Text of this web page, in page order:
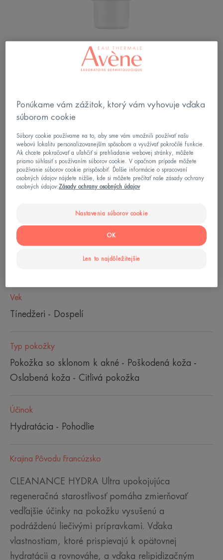
CLEANANCE HYDRA Ultra upokojujúca
regeneračná starostlivosť kompenzuje vedľajšie
dodržiavanie liečebného programu.
Pomáha kompenzovať a podporovať regeneračné
mechanizmy všetkých 20 vrstiev kožnej bariéry a
poskytuje 72-hodinový* hydratačný a vyvažujúci
účinok.
liečbou liekmi, ktorý sa vyznačuje vysokou
programu.
Vek
Tínedžeri - Dospelí
Typ pokožky
Pokožka so sklonom k akné - Poškodená koža -
Oslabená koža - Citlivá pokožka
Účinok
Hydratácia - Pohodlie
Krajina Pôvodu Francúzsko
CLEANANCE HYDRA Ultra upokojujúca
regeneračná starostlivosť pomáha zmierňovať
vedľajšie účinky na pokožku vysušenú a
podráždenú liečivými prípravkami. Vďaka
vlastnostiam, ktoré prispievajú k opätovnej
hydratácii a rovnováhe, a vďaka relipidizačným
Ponúkame vám zážitok, ktorý vám vyhovuje vďaka
súborom cookie
Súbory cookie používame na to, aby sme vám umožnili používať našu
webovú lokalitu personalizovanejším spôsobom a využívať pokročilé funkcie.
Ak chcete pokračovať a uľahčiť si prehliadanie webovej stránky, môžete
priamo súhlasiť s používaním súborov cookie. V opačnom prípade môžete
používanie súborov cookie prispôsobiť. Ďalšie informácie o spracovaní
osobných údajov nájdete nižšie, kde si môžete prečítať naše zásady ochrany
osobných údajov:Zásady ochrany osobných údajov
Nastavenia súborov cookie
Len to najdôležitejšie
OK